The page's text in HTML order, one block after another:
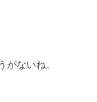
ないね。